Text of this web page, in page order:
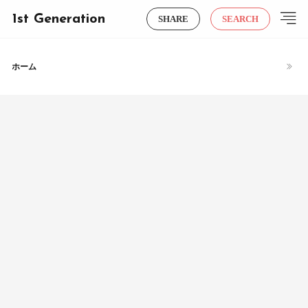
1st Generation SHARE SEARCH
ホーム